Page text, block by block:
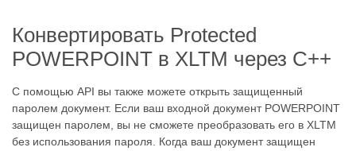
Конвертировать Protected
POWERPOINT в XLTM через C++
С помощью API вы также можете открыть защищенный
паролем документ. Если ваш входной документ POWERPOINT
защищен паролем, вы не сможете преобразовать его в XLTM
без использования пароля. Когда ваш документ защищен